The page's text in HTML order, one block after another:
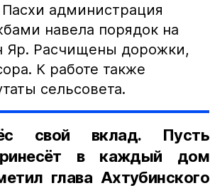
администрация
навела порядок на
Яр. Расчищены дорожки,
К работе также
сельсовета.
свой вклад. Пусть
в каждый дом
глава Ахтубинского